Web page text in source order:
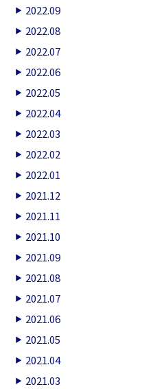
2022.09
2022.08
2022.07
2022.06
2022.05
2022.04
2022.03
2022.02
2022.01
2021.12
2021.11
2021.10
2021.09
2021.08
2021.07
2021.06
2021.05
2021.04
2021.03